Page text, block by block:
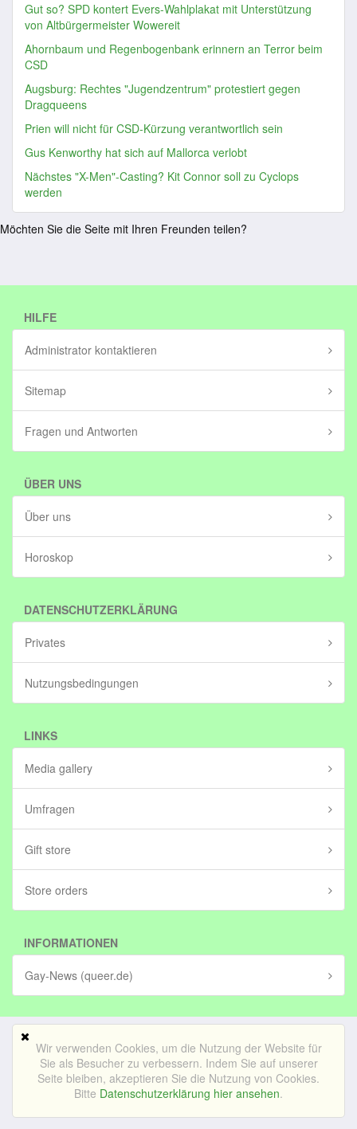
Gut so? SPD kontert Evers-Wahlplakat mit Unterstützung
von Altbürgermeister Wowereit
Ahornbaum und Regenbogenbank erinnern an Terror beim
CSD
Augsburg: Rechtes "Jugendzentrum" protestiert gegen
Dragqueens
Prien will nicht für CSD-Kürzung verantwortlich sein
Gus Kenworthy hat sich auf Mallorca verlobt
Nächstes "X-Men"-Casting? Kit Connor soll zu Cyclops
werden
Möchten Sie die Seite mit Ihren Freunden teilen?
Wir verwenden Cookies, um die Nutzung der Website für
Sie als Besucher zu verbessern. Indem Sie auf unserer
Seite bleiben, akzeptieren Sie die Nutzung von Cookies.
Bitte Datenschutzerklärung hier ansehen.
HILFE
Administrator kontaktieren
Sitemap
Fragen und Antworten
ÜBER UNS
Über uns
Horoskop
DATENSCHUTZERKLÄRUNG
Privates
Nutzungsbedingungen
LINKS
Media gallery
Umfragen
Gift store
Store orders
INFORMATIONEN
Gay-News (queer.de)
Mobile Version
© Bedrijf voor lekker internetten BV (in stichting)|Impressum